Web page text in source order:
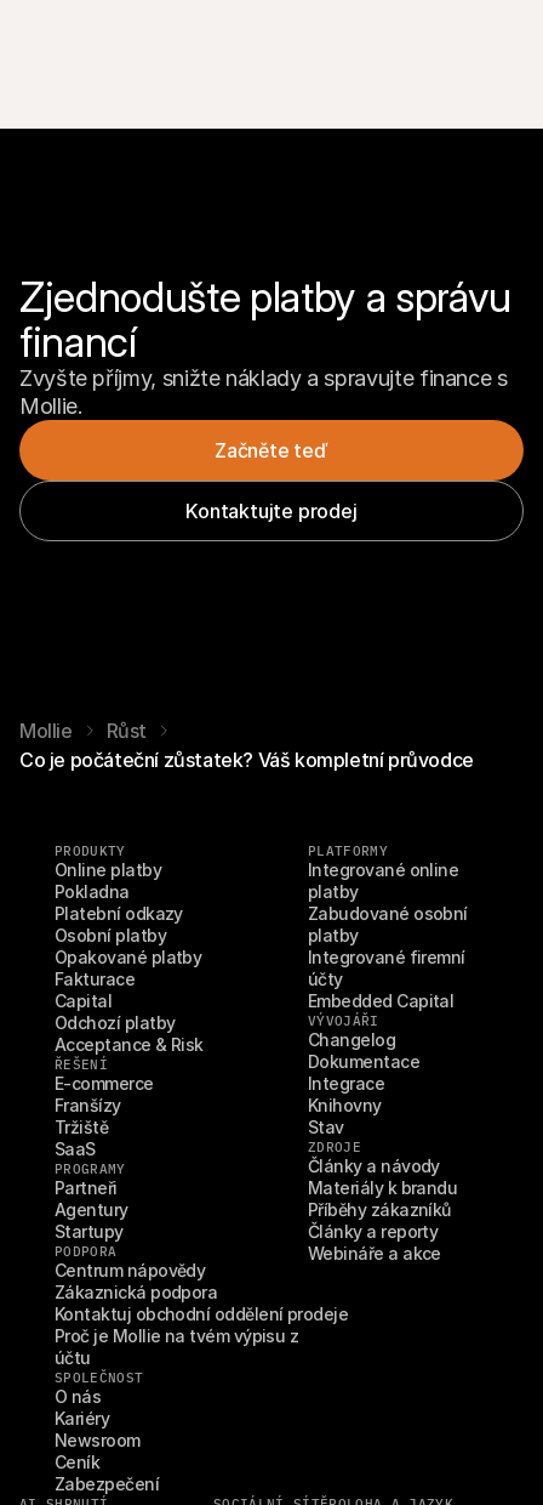
Zjednodušte platby a správu
financí
Zvyšte příjmy, snižte náklady a spravujte finance s
Mollie.
Začněte teď
Kontaktujte prodej
Mollie
Růst
Co je počáteční zůstatek? Váš kompletní průvodce
PRODUKTY
Online platby
Pokladna
Platební odkazy
Osobní platby
Opakované platby
Fakturace
Capital
Odchozí platby
Acceptance & Risk
ŘEŠENÍ
E-commerce
Franšízy
Tržiště
SaaS
PROGRAMY
Partneři
Agentury
Startupy
PODPORA
Centrum nápovědy
Zákaznická podpora
Kontaktuj obchodní oddělení prodeje
Proč je Mollie na tvém výpisu z
účtu
SPOLEČNOST
O nás
Kariéry
Newsroom
Ceník
Zabezpečení
PLATFORMY
Integrované online
platby
Zabudované osobní
platby
Integrované firemní
účty
Embedded Capital
VÝVOJÁŘI
Changelog
Dokumentace
Integrace
Knihovny
Stav
ZDROJE
Články a návody
Materiály k brandu
Příběhy zákazníků
Články a reporty
Webináře a akce